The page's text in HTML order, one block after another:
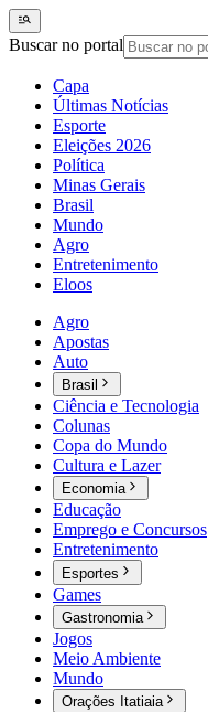
Buscar no portal
Capa
Últimas Notícias
Esporte
Eleições 2026
Política
Minas Gerais
Brasil
Mundo
Agro
Entretenimento
Eloos
Agro
Apostas
Auto
Brasil
Ciência e Tecnologia
Colunas
Copa do Mundo
Cultura e Lazer
Economia
Educação
Emprego e Concursos
Entretenimento
Esportes
Games
Gastronomia
Jogos
Meio Ambiente
Mundo
Orações Itatiaia